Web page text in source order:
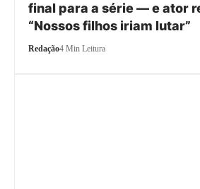
final para a série — e ator
“Nossos filhos iriam lutar”
Redação4 Min Leitura